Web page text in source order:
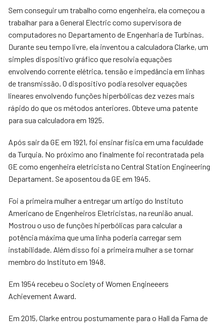
Sem conseguir um trabalho como engenheira, ela começou a
trabalhar para a General Electric como supervisora de
computadores no Departamento de Engenharia de Turbinas.
Durante seu tempo livre, ela inventou a calculadora Clarke, um
simples dispositivo gráfico que resolvia equações
envolvendo corrente elétrica, tensão e impedância em linhas
de transmissão. O dispositivo podia resolver equações
lineares envolvendo funções hiperbólicas dez vezes mais
rápido do que os métodos anteriores. Obteve uma patente
para sua calculadora em 1925.
Após sair da GE em 1921, foi ensinar física em uma faculdade
da Turquia. No próximo ano finalmente foi recontratada pela
GE como engenheira eletricista no Central Station Engineering
Departament. Se aposentou da GE em 1945.
Foi a primeira mulher a entregar um artigo do Instituto
Americano de Engenheiros Eletricistas, na reunião anual.
Mostrou o uso de funções hiperbólicas para calcular a
potência máxima que uma linha poderia carregar sem
instabilidade. Além disso foi a primeira mulher a se tornar
membro do Instituto em 1948.
Em 1954 recebeu o Society of Women Engineeers
Achievement Award.
Em 2015, Clarke entrou postumamente para o Hall da Fama de